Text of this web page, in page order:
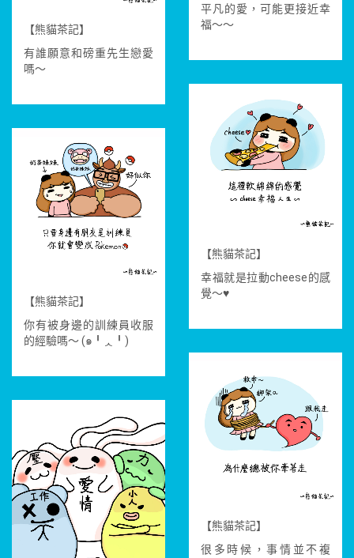
平凡的愛，可能更接近幸
福～～
【熊貓茶記】
有誰願意和磅重先生戀愛
嗎～
【熊貓茶記】
幸福就是拉動cheese的感
覺～♥
【熊貓茶記】
你有被身邊的訓練員收服
的經驗嗎～ (๑╹ᆺ╹)
【熊貓茶記】
很多時候，事情並不複